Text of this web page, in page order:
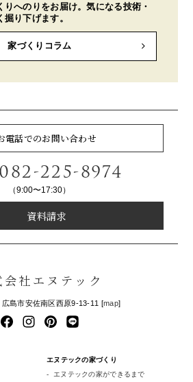
りへのりをお届け。気になる技術・
り下げます。
家づくりコラム
電話でのお問い合わせ
082-225-8974
（9:00〜17:30）
資料請求
会社エヌテック
島市安佐南区西原9-13-11 [map]
エヌテックの家づくり
エヌテックの家ができるまで